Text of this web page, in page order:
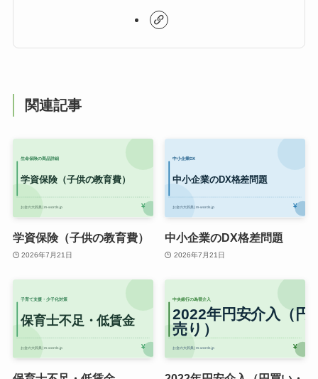
関連記事
学資保険（子供の教育費）
2026年7月21日
中小企業のDX格差問題
2026年7月21日